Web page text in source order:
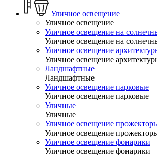
Уличное освещение
Уличное освещение
Уличное освещение на
Уличное освещение на
Уличное освещение
Уличное освещение
Ландшафтные
Ландшафтные
Уличное освещение парковые
Уличное освещение парковые
Уличные
Уличные
Уличное освещение
Уличное освещение
Уличное освещение фонарики
Уличное освещение фонарики